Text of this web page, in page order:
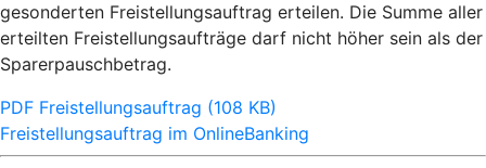
gesonderten Freistellungsauftrag erteilen. Die Summe aller
erteilten Freistellungsaufträge darf nicht höher sein als der
Sparerpauschbetrag.
PDF Freistellungsauftrag (108 KB)
Freistellungsauftrag im OnlineBanking